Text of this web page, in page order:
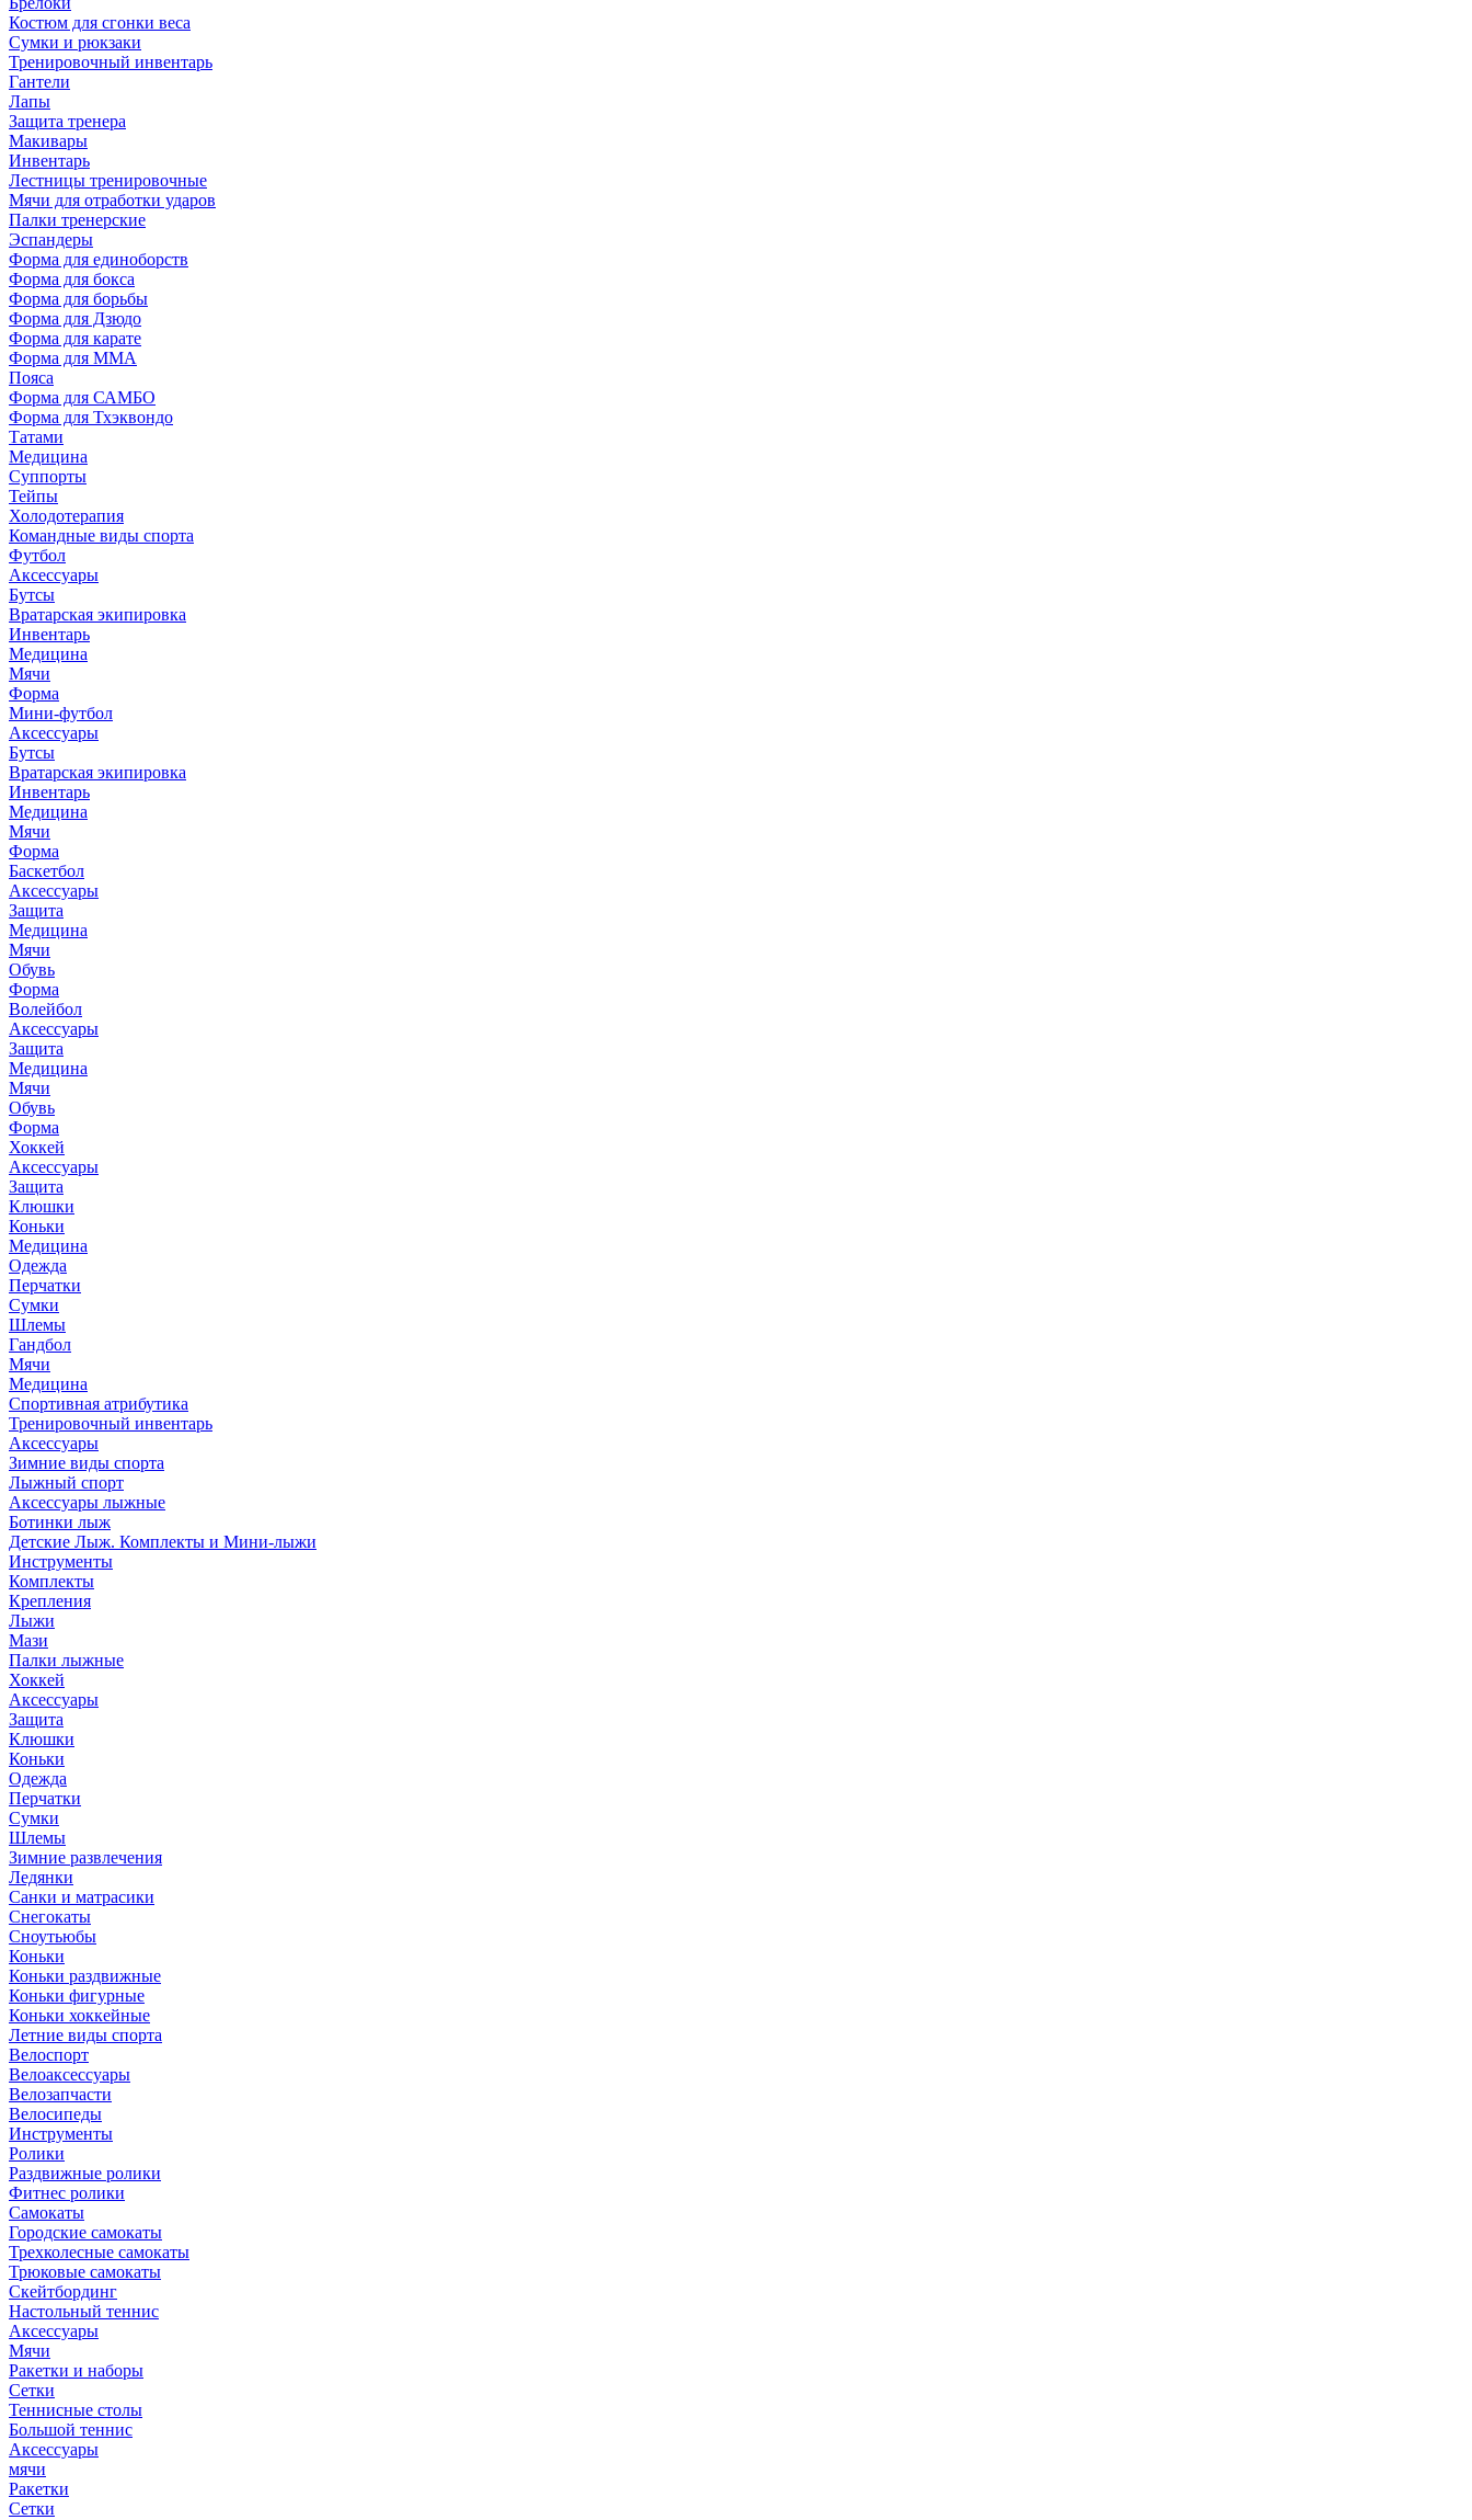
Костюм для сгонки веса
Сумки и рюкзаки
Тренировочный инвентарь
Гантели
Лапы
Защита тренера
Макивары
Инвентарь
Лестницы тренировочные
Мячи для отработки ударов
Палки тренерские
Эспандеры
Форма для единоборств
Форма для бокса
Форма для борьбы
Форма для Дзюдо
Форма для карате
Форма для MMA
Пояса
Форма для САМБО
Форма для Тхэквондо
Татами
Медицина
Суппорты
Тейпы
Холодотерапия
Командные виды спорта
Футбол
Аксессуары
Бутсы
Вратарская экипировка
Инвентарь
Медицина
Мячи
Форма
Мини-футбол
Аксессуары
Бутсы
Вратарская экипировка
Инвентарь
Медицина
Мячи
Форма
Баскетбол
Аксессуары
Защита
Медицина
Мячи
Обувь
Форма
Волейбол
Аксессуары
Защита
Медицина
Мячи
Обувь
Форма
Хоккей
Аксессуары
Защита
Клюшки
Коньки
Медицина
Одежда
Перчатки
Сумки
Шлемы
Гандбол
Мячи
Медицина
Спортивная атрибутика
Тренировочный инвентарь
Аксессуары
Зимние виды спорта
Лыжный спорт
Аксессуары лыжные
Ботинки лыж
Детские Лыж. Комплекты и Мини-лыжи
Инструменты
Комплекты
Крепления
Лыжи
Мази
Палки лыжные
Хоккей
Аксессуары
Защита
Клюшки
Коньки
Одежда
Перчатки
Сумки
Шлемы
Зимние развлечения
Ледянки
Санки и матрасики
Снегокаты
Сноутьюбы
Коньки
Коньки раздвижные
Коньки фигурные
Коньки хоккейные
Летние виды спорта
Велоспорт
Велоаксессуары
Велозапчасти
Велосипеды
Инструменты
Ролики
Раздвижные ролики
Фитнес ролики
Самокаты
Городские самокаты
Трехколесные самокаты
Трюковые самокаты
Скейтбординг
Настольный теннис
Аксессуары
Мячи
Ракетки и наборы
Сетки
Теннисные столы
Большой теннис
Аксессуары
мячи
Ракетки
Сетки